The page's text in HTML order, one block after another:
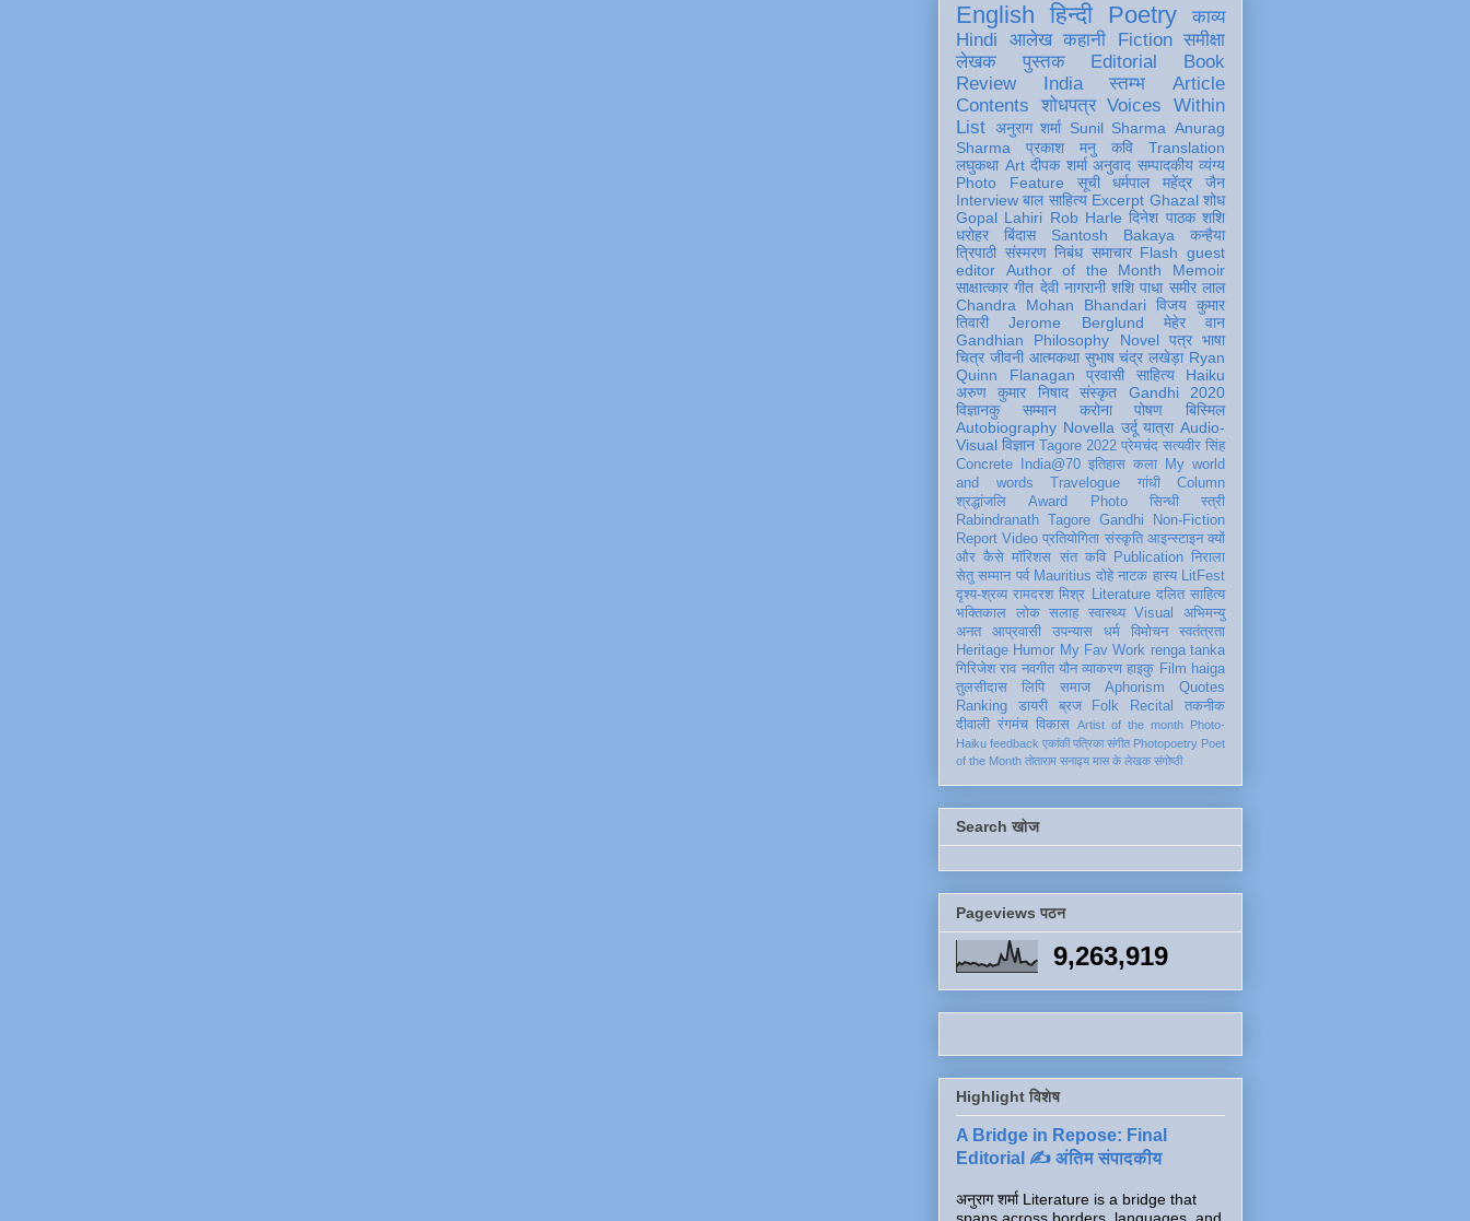
English हिन्दी Poetry
काव्य
Hindi
आलेख कहानी Fiction समीक्षा
लेखक
पुस्तक Editorial
Book
Review
India स्तम्भ
Article
Contents
शोधपत्र Voices Within
List अनुराग शर्मा Sunil Sharma Anurag
Sharma
प्रकाश मनु कवि
Translation
लघुकथा Art दीपक शर्मा अनुवाद सम्पादकीय व्यंग्य
Photo Feature
सूची
धर्मपाल महेंद्र जैन
Interview बाल साहित्य Excerpt Ghazal शोध
Gopal Lahiri Rob Harle दिनेश पाठक शशि
धरोहर
बिंदास Santosh Bakaya
कन्हैया
त्रिपाठी संस्मरण निबंध समाचार Flash guest
editor
Author of the Month
Memoir
साक्षात्कार गीत देवी नागरानी शशि पाधा समीर लाल
Chandra Mohan Bhandari विजय कुमार
तिवारी
Jerome Berglund
मेहेर वान
Gandhian Philosophy
Novel पत्र भाषा
चित्र जीवनी आत्मकथा सुभाष चंद्र लखेड़ा Ryan
Quinn Flanagan
प्रवासी साहित्य
Haiku
अरुण कुमार निषाद
संस्कृत
Gandhi 2020
विज्ञानकु
सम्मान करोना पोषण
बिस्मिल
Autobiography Novella उर्दू यात्रा Audio-
Visual विज्ञान Tagore 2022 प्रेमचंद सत्यवीर सिंह
Concrete
India@70 इतिहास कला
My world
and words
Travelogue गांधी
Column
श्रद्धांजलि
Award Photo सिन्धी
स्त्री
Rabindranath Tagore Gandhi
Non-Fiction
Report Video प्रतियोगिता संस्कृति आइन्स्टाइन क्यों
और कैसे मॉरिशस संत कवि Publication निराला
सेतु सम्मान पर्व Mauritius दोहे नाटक हास्य LitFest
दृश्य-श्रव्य रामदरश मिश्र Literature दलित साहित्य
भक्तिकाल
लोक सलाह स्वास्थ्य Visual
अभिमन्यु
अनत
आप्रवासी उपन्यास धर्म विमोचन
स्वतंत्रता
Heritage Humor My Fav Work renga tanka
गिरिजेश राव नवगीत यौन व्याकरण हाइकु Film haiga
तुलसीदास
लिपि समाज Aphorism
Quotes
Ranking
डायरी ब्रज Folk Recital
तकनीक
दीवाली रंगमंच विकास Artist of the month Photo-
Haiku feedback एकांकी पत्रिका संगीत Photopoetry Poet
of the Month तोताराम सनाढ्य मास के लेखक संगोष्ठी
Search खोज
Pageviews पठन
9,263,919
Highlight विशेष
A Bridge in Repose: Final
Editorial ✍️ अंतिम संपादकीय
अनुराग शर्मा Literature is a bridge that